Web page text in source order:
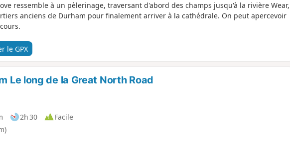
ressemble à un pèlerinage, traversant d'abord des champs jusqu'à la rivière Wear,
anciens de Durham pour finalement arriver à la cathédrale. On peut apercevoir
le GPX
Le long de la Great North Road
2h 30
Facile